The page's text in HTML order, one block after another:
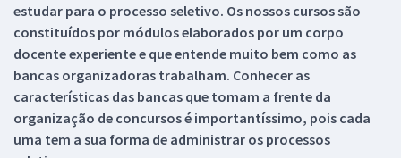
estudar para o processo seletivo. Os nossos cursos são
constituídos por módulos elaborados por um corpo
docente experiente e que entende muito bem como as
bancas organizadoras trabalham. Conhecer as
características das bancas que tomam a frente da
organização de concursos é importantíssimo, pois cada
uma tem a sua forma de administrar os processos